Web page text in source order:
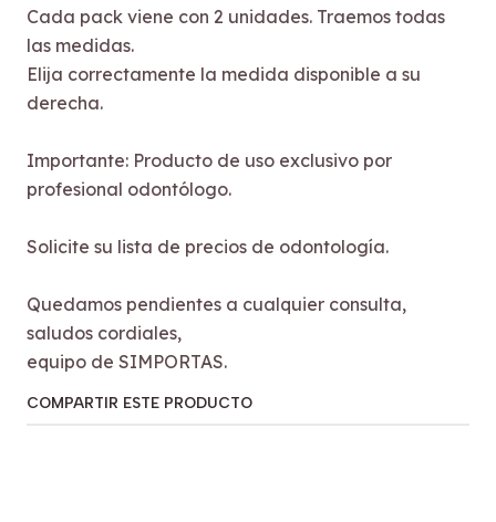
Cada pack viene con 2 unidades. Traemos todas
las medidas.
Elija correctamente la medida disponible a su
derecha.
Importante: Producto de uso exclusivo por
profesional odontólogo.
Solicite su lista de precios de odontología.
Quedamos pendientes a cualquier consulta,
saludos cordiales,
equipo de SIMPORTAS.
COMPARTIR ESTE PRODUCTO